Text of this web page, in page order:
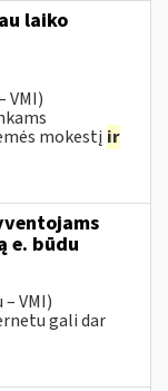
laiko
VMI)
mokestį ir
e. būdu
VMI)
gali dar